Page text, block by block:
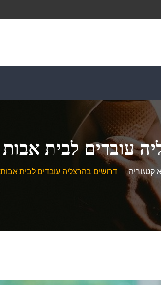
עובדים לבית אבות
קטגוריה דרושים בהרצליה עובדים לבית אבות